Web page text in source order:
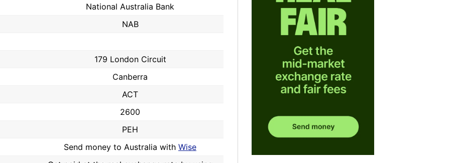
National Australia Bank
NAB
179 London Circuit
Canberra
ACT
2600
PEH
Send money to Australia with Wise